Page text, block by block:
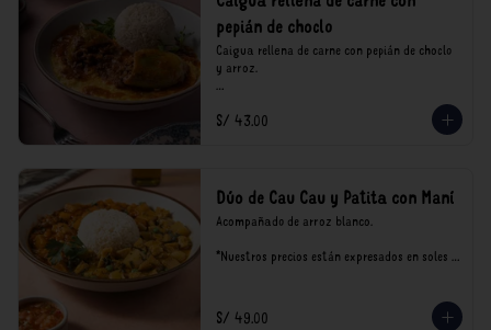
pepián de choclo
Caigua rellena de carne con pepián de choclo
y arroz.
*Nuestros precios están expresados en soles e
incluyen impuestos de ley y recargo al
S/ 43.00
Dúo de Cau Cau y Patita con Maní
Acompañado de arroz blanco.
*Nuestros precios están expresados en soles e
S/ 49.00